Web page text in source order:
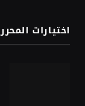
اختيارات المحرر